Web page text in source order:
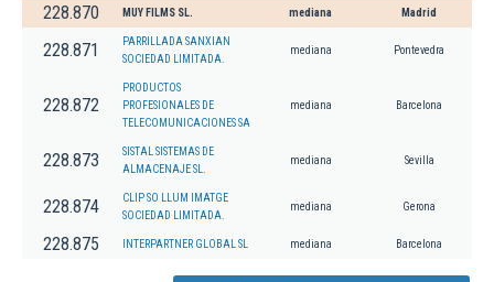
228.870 MUY FILMS SL. mediana Madrid
228.871
PARRILLADA SANXIAN
SOCIEDAD LIMITADA.
mediana Pontevedra
228.872
PRODUCTOS
PROFESIONALES DE
TELECOMUNICACIONES SA
mediana Barcelona
228.873
SISTAL SISTEMAS DE
ALMACENAJE SL.
mediana Sevilla
228.874
CLIP SO LLUM IMATGE
SOCIEDAD LIMITADA.
mediana Gerona
228.875 INTERPARTNER GLOBAL SL mediana Barcelona